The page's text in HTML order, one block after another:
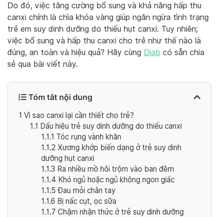
Do đó, việc tăng cường bổ sung và khả năng hấp thu
canxi chính là chìa khóa vàng giúp ngăn ngừa tình trạng
trẻ em suy dinh dưỡng do thiếu hụt canxi. Tuy nhiên;
việc bổ sung và hấp thu canxi cho trẻ như thế nào là
đúng, an toàn và hiệu quả? Hãy cùng Diab có sẵn chia
sẻ qua bài viết này.
Tóm tắt nội dung
1 Vì sao canxi lại cần thiết cho trẻ?
1.1 Dấu hiệu trẻ suy dinh dưỡng do thiếu canxi
1.1.1 Tóc rụng vành khăn
1.1.2 Xương khớp biến dạng ở trẻ suy dinh
dưỡng hụt canxi
1.1.3 Ra nhiều mồ hôi trộm vào ban đêm
1.1.4 Khó ngủ hoặc ngủ không ngon giấc
1.1.5 Đau mỏi chân tay
1.1.6 Bị nấc cụt, ọc sữa
1.1.7 Chậm nhận thức ở trẻ suy dinh dưỡng